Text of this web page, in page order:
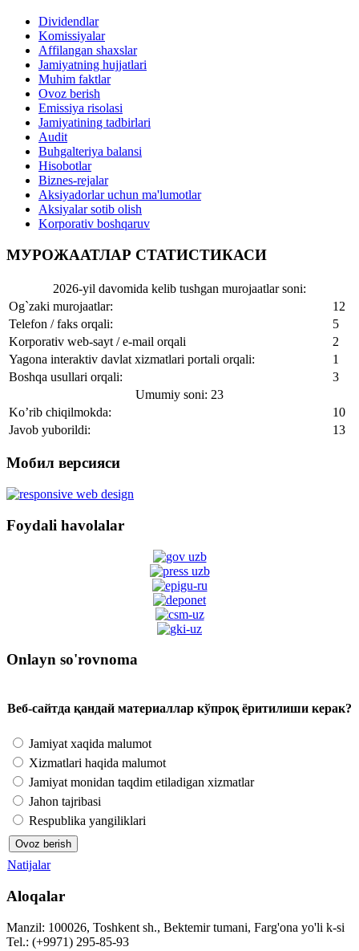
Dividendlar
Komissiyalar
Affilangan shaxslar
Jamiyatning hujjatlari
Muhim faktlar
Ovoz berish
Emissiya risolasi
Jamiyatining tadbirlari
Audit
Buhgalteriya balansi
Hisobotlar
Biznes-rejalar
Aksiyadorlar uchun ma'lumotlar
Aksiyalar sotib olish
Korporativ boshqaruv
МУРОЖААТЛАР СТАТИСТИКАСИ
2026-yil davomida kelib tushgan murojaatlar soni:
Og`zaki murojaatlar:
12
Telefon / faks orqali:
5
Korporativ web-sayt / e-mail orqali
2
Yagona interaktiv davlat xizmatlari portali orqali:
1
Boshqa usullari orqali:
3
Umumiy soni: 23
Ko’rib chiqilmokda:
10
Javob yuborildi:
13
Мобил версияси
Foydali havolalar
Onlayn so'rovnoma
Веб-сайтда қандай материаллар кўпроқ ёритилиши керак?
Jamiyat xaqida malumot
Xizmatlari haqida malumot
Jamiyat monidan taqdim etiladigan xizmatlar
Jahon tajribasi
Respublika yangiliklari
Natijalar
Aloqalar
Manzil: 100026, Toshkent sh., Bektemir tumani, Farg'ona yo'li k-si
Tel.: (+9971) 295-85-93